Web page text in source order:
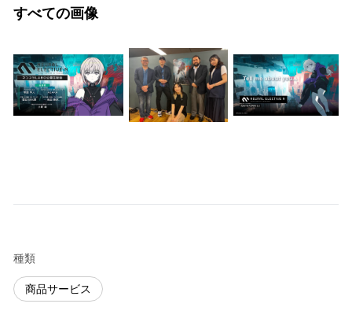
すべての画像
種類
商品サービス